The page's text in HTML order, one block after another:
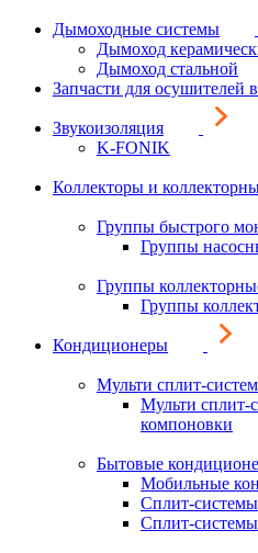
Дымоходные системы
Дымоход
Дымоход стальной
Запчасти для осушителей
Звукоизоляция
K-FONIK
Коллекторы и
Группы быстрого
Группы
Группы
Группы
Кондиционеры
Мульти сплит-
Мульти сплит-
компоновки
Бытовые
Мобильные
Сплит-
Сплит-